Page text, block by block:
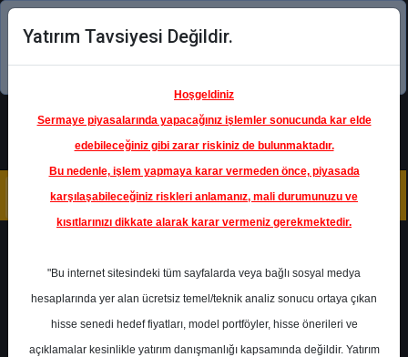
Şimdi uygulamayı indirin!
Ana Sayfa Raporlar
Deniz Yatırım
Rapor Detay
Yatırım Tavsiyesi Değildir.
Hoşgeldiniz
Sermaye piyasalarında yapacağınız işlemler sonucunda kar elde
edebileceğiniz gibi zarar riskiniz de bulunmaktadır.
Bu nedenle, işlem yapmaya karar vermeden önce, piyasada
karşılaşabileceğiniz riskleri anlamanız, mali durumunuzu ve
kısıtlarınızı dikkate alarak karar vermeniz gerekmektedir.
"Bu internet sitesindeki tüm sayfalarda veya bağlı sosyal medya
hesaplarında yer alan ücretsiz temel/teknik analiz sonucu ortaya çıkan
hisse senedi hedef fiyatları, model portföyler, hisse önerileri ve
açıklamalar kesinlikle yatırım danışmanlığı kapsamında değildir. Yatırım